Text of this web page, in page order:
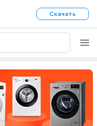
Скачать